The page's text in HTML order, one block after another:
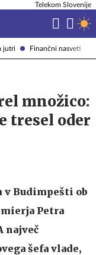
jutri Finančni nasveti
Telekom Slovenije
množico:
tresel oder
v Budimpešti ob
Petra
največ
šefa vlade,